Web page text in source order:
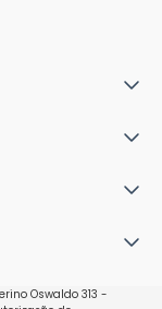
Oswaldo 313 -